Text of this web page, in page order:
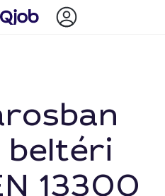
beltéri
13300